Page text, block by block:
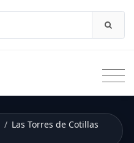
Las Torres de Cotillas